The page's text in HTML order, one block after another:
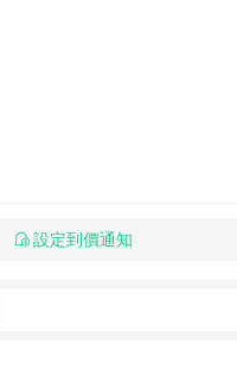
設定到價通知